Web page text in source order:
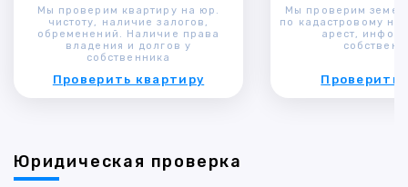
Мы проверим квартиру на юр.
чистоту, наличие залогов,
обременений. Наличие права
владения и долгов у
собственника
Проверить квартиру
Мы проверим
по кадастровому
арест,
Проверить
Юридическая проверка